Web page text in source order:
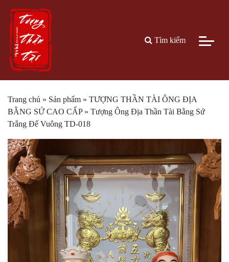
Tìm kiếm
Trang chủ » Sản phẩm » TƯỢNG THẦN TÀI ÔNG ĐỊA
BẰNG SỨ CAO CẤP» Tượng Ông Địa Thần Tài Bằng Sứ
Trắng Đế Vuông TD-018